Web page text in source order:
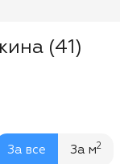
(41)
За все За м2